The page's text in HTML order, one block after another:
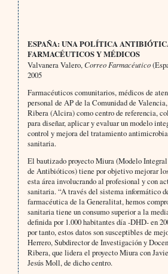
ESPAÑA: UNA POLÍTICA
FARMACÉUTICOS Y MÉDICOS
Valvanera Valero,Correo Farmacéutico
2005
Farmacéuticos comunitarios, médicos de
personal de AP de la Comunidad de
Ribera (Alcira) como centro de referencia,
para diseñar, aplicar y evaluar un modelo
control y mejora del tratamiento
sanitaria.
El bautizado proyecto Miura (Modelo
de Antibióticos) tiene por objetivo mejorar
esta área involucrando al profesional y con
sanitaria. “A través del sistema informático
farmacéutica de la Generalitat, hemos
sanita­ria tiene un consumo superior a la
definida por 1.000 habitantes día -DHD- en
por tanto, estos datos son susceptibles de
Herrero, Subdirector de Investigación y
Ribera, que lidera el proyecto Miura con
Jesús Moll, de dicho centro.